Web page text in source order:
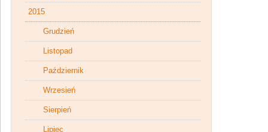
2015
Grudzień
Listopad
Październik
Wrzesień
Sierpień
Lipiec